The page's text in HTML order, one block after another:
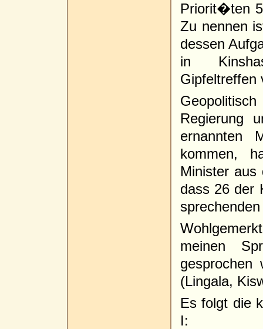
Priorit�ten
Zu nennen
dessen
in
Gipfeltreffen
Regierung
ernannten
kommen,
Minister aus
dass 26 der
meinen
gesprochen
(Lingala,
Es folgt die
I: